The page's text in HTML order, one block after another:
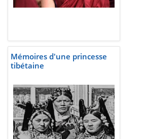
Mémoires d'une princesse
tibétaine